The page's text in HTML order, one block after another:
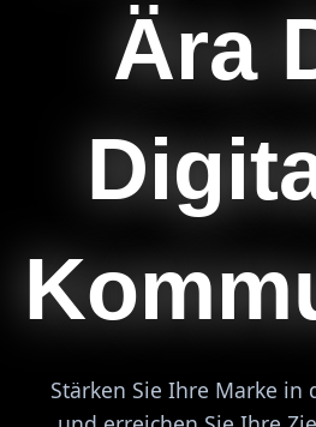
Ära
Stärken Sie Ihre Marke in